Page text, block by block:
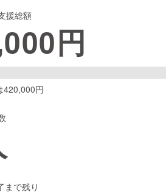
ファッション
援総額
円
420,000円
まで残り